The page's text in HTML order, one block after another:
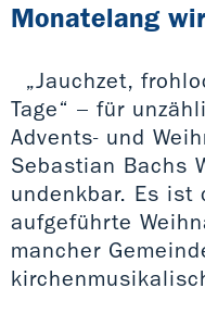
Monatelang
„Jauchzet,
Tage“ – für
Advents- und
Sebastian Bachs
undenkbar. Es ist
aufgeführte
mancher